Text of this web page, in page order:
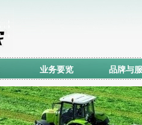
业务要览 品牌与